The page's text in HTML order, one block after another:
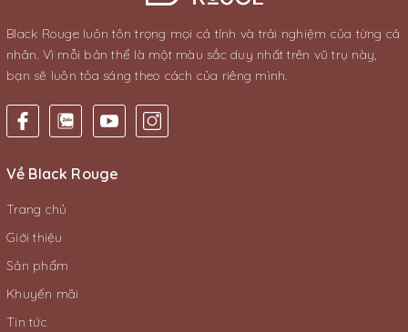
Black Rouge luôn tôn trọng mọi cá tính và trải nghiệm của từng cá
nhân. Vì mỗi bản thể là một màu sắc duy nhất trên vũ trụ này,
bạn sẽ luôn tỏa sáng theo cách của riêng mình.
Về Black Rouge
Trang chủ
Giới thiệu
Sản phẩm
Khuyến mãi
Tin tức